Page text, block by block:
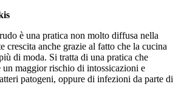
è una pratica non molto diffusa nella
crescita anche grazie al fatto che la cucina
di moda. Si tratta di una pratica che
un maggior rischio di intossicazioni e
patogeni, oppure di infezioni da parte di